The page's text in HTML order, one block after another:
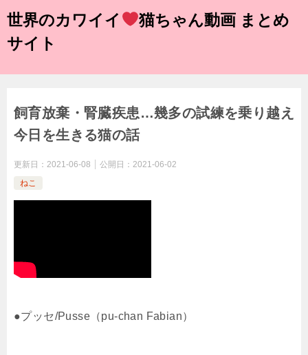
世界のカワイイ
猫ちゃん動画 まとめ
サイト
飼育放棄・腎臓疾患…幾多の試練を乗り越え
今日を生きる猫の話
更新日： 2021-06-08 公開日： 2021-06-02
ねこ
●プッセ/Pusse（pu-chan Fabian）